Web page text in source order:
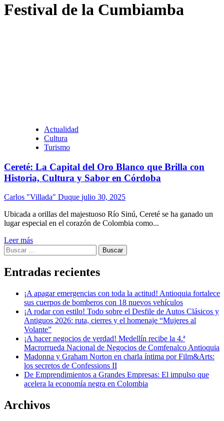
Festival de la Cumbiamba
Actualidad
Cultura
Turismo
Cereté: La Capital del Oro Blanco que Brilla con
Historia, Cultura y Sabor en Córdoba
Carlos "Villada" Duque julio 30, 2025
Ubicada a orillas del majestuoso Río Sinú, Cereté se ha ganado un
lugar especial en el corazón de Colombia como...
Leer más
Buscar:
Entradas recientes
¡A apagar emergencias con toda la actitud! Antioquia fortalece
sus cuerpos de bomberos con 18 nuevos vehículos
¡A rodar con estilo! Todo sobre el Desfile de Autos Clásicos y
Antiguos 2026: ruta, cierres y el homenaje “Mujeres al
Volante”
¡A hacer negocios de verdad! Medellín recibe la 4.ª
Macrorrueda Nacional de Negocios de Comfenalco Antioquia
Madonna y Graham Norton en charla íntima por Film&Arts:
los secretos de Confessions II
De Emprendimientos a Grandes Empresas: El impulso que
acelera la economía negra en Colombia
Archivos